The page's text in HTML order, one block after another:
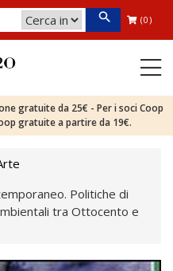
(0)
gratuite da 25€ - Per i soci Coop
gratuite a partire da 19€.
Politiche di
tra Ottocento e